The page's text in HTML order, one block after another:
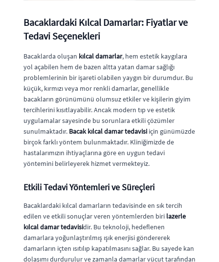
Bacaklardaki Kılcal Damarlar: Fiyatlar ve
Tedavi Seçenekleri
Bacaklarda oluşan kılcal damarlar, hem estetik kaygılara
yol açabilen hem de bazen altta yatan damar sağlığı
problemlerinin bir işareti olabilen yaygın bir durumdur. Bu
küçük, kırmızı veya mor renkli damarlar, genellikle
bacakların görünümünü olumsuz etkiler ve kişilerin giyim
tercihlerini kısıtlayabilir. Ancak modern tıp ve estetik
uygulamalar sayesinde bu sorunlara etkili çözümler
sunulmaktadır. Bacak kılcal damar tedavisi için günümüzde
birçok farklı yöntem bulunmaktadır. Kliniğimizde de
hastalarımızın ihtiyaçlarına göre en uygun tedavi
yöntemini belirleyerek hizmet vermekteyiz.
Etkili Tedavi Yöntemleri ve Süreçleri
Bacaklardaki kılcal damarların tedavisinde en sık tercih
edilen ve etkili sonuçlar veren yöntemlerden biri lazerle
kılcal damar tedavisidir. Bu teknoloji, hedeflenen
damarlara yoğunlaştırılmış ışık enerjisi göndererek
damarların içten ısıtılıp kapatılmasını sağlar. Bu sayede kan
dolaşımı durdurulur ve zamanla damarlar vücut tarafından